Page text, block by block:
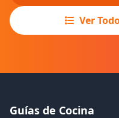
Ver
Guías de Cocina